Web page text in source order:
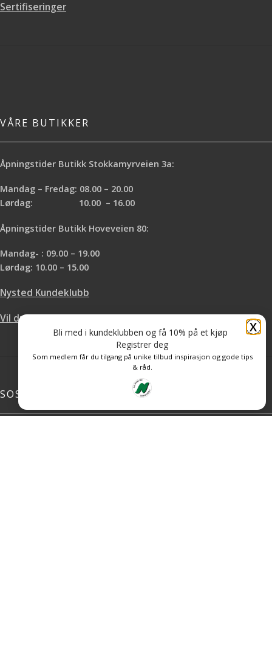
Sertifiseringer
VÅRE BUTIKKER
Åpningstider Butikk Stokkamyrveien 3a:
Mandag – Fredag: 08.00 – 20.00
Lørdag: 10.00 – 16.00
Åpningstider Butikk Hoveveien 80:
Mandag- : 09.00 – 19.00
Lørdag: 10.00 – 15.00
Nysted Kundeklubb
Vil du leie hos oss?
SOSIALE MEDIER
X
Bli med i kundeklubben og få 10% på et kjøp
Registrer deg
Som medlem får du tilgang på unike tilbud inspirasjon og gode tips
& råd.